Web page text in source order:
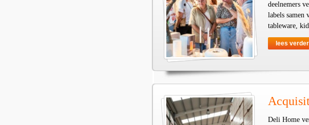
deelnemers
labels samen
tableware,
lees verder
Deli Home